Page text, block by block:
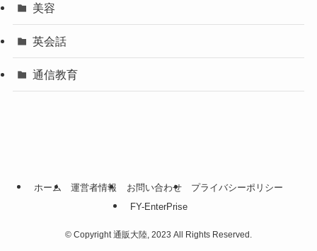
美容
英会話
通信教育
ホーム 運営者情報 お問い合わせ
プライバシーポリシー
FY-EnterPrise
© Copyright 通販大陸, 2023 All Rights Reserved.